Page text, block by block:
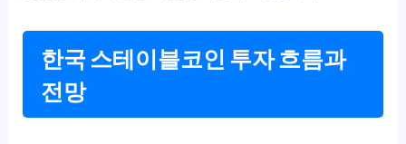
한국 스테이블코인 투자 흐름과
전망